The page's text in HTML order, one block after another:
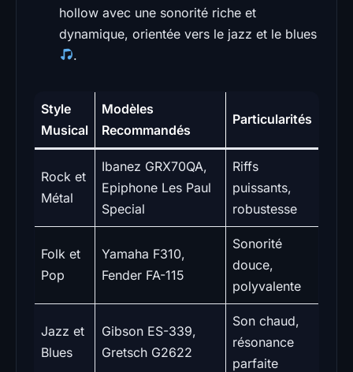
hollow avec une sonorité riche et
dynamique, orientée vers le jazz et le blues
.
Style
Musical
Modèles
Recommandés
Particularités
Rock et
Métal
Ibanez GRX70QA,
Epiphone Les Paul
Special
Riffs
puissants,
robustesse
Folk et
Pop
Yamaha F310,
Fender FA-115
Sonorité
douce,
polyvalente
Jazz et
Blues
Gibson ES-339,
Gretsch G2622
Son chaud,
résonance
parfaite